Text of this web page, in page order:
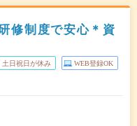
修制度で安心＊資
土日祝日が休み WEB登録OK